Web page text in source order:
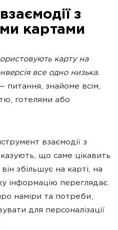
з
картами
карту на
все одно низька.
питання, знайоме всім,
готелями або
взаємодії з
що саме цікавить
збільшує на карті, на
інформацію переглядає.
наміри та потреби,
для персоналізації